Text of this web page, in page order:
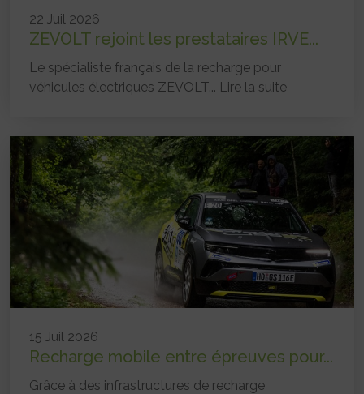
22 Juil 2026
ZEVOLT rejoint les prestataires IRVE...
Le spécialiste français de la recharge pour
véhicules électriques ZEVOLT... Lire la suite
15 Juil 2026
Recharge mobile entre épreuves pour...
Grâce à des infrastructures de recharge